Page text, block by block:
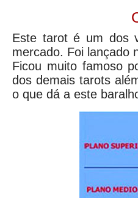
Este tarot é um dos
mercado. Foi lançado
Ficou muito famoso
dos demais tarots
o que dá a este